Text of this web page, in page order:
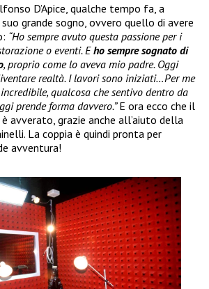
D’Apice, qualche tempo fa, a
grande sogno, ovvero quello di avere
“Ho sempre avuto questa passione per i
o eventi. Eho sempre sognato di
, proprio come lo aveva mio padre. Oggi
realtà. I lavori sono iniziati…Per me
qualcosa che sentivo dentro da
prende forma davvero.”E ora ecco che il
avverato, grazie anche all’aiuto della
La coppia è quindi pronta per
avventura!